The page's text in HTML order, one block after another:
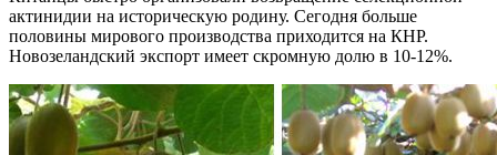
актинидии на историческую родину. Сегодня больше
половины мирового производства приходится на КНР.
Новозеландский экспорт имеет скромную долю в 10-12%.